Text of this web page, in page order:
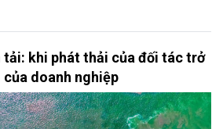
tải: khi phát thải của đối tác trở
doanh nghiệp